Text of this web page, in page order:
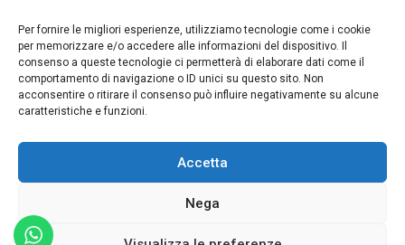
Per fornire le migliori esperienze, utilizziamo tecnologie come i cookie
per memorizzare e/o accedere alle informazioni del dispositivo. Il
consenso a queste tecnologie ci permetterà di elaborare dati come il
comportamento di navigazione o ID unici su questo sito. Non
acconsentire o ritirare il consenso può influire negativamente su alcune
caratteristiche e funzioni.
Accetta
Nega
P. Iva: 02189250067
Resi e rimborsi